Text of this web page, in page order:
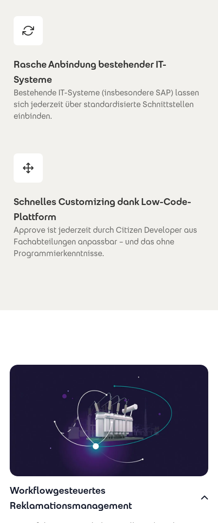
Rasche Anbindung bestehender IT-
Systeme
Bestehende IT-Systeme (insbesondere SAP) lassen
sich jederzeit über standardisierte Schnittstellen
einbinden.
Schnelles Customizing dank Low-Code-
Plattform
Approve ist jederzeit durch Citizen Developer aus
Fachabteilungen anpassbar – und das ohne
Programmierkenntnisse.
Workflowgesteuertes
Reklamationsmanagement